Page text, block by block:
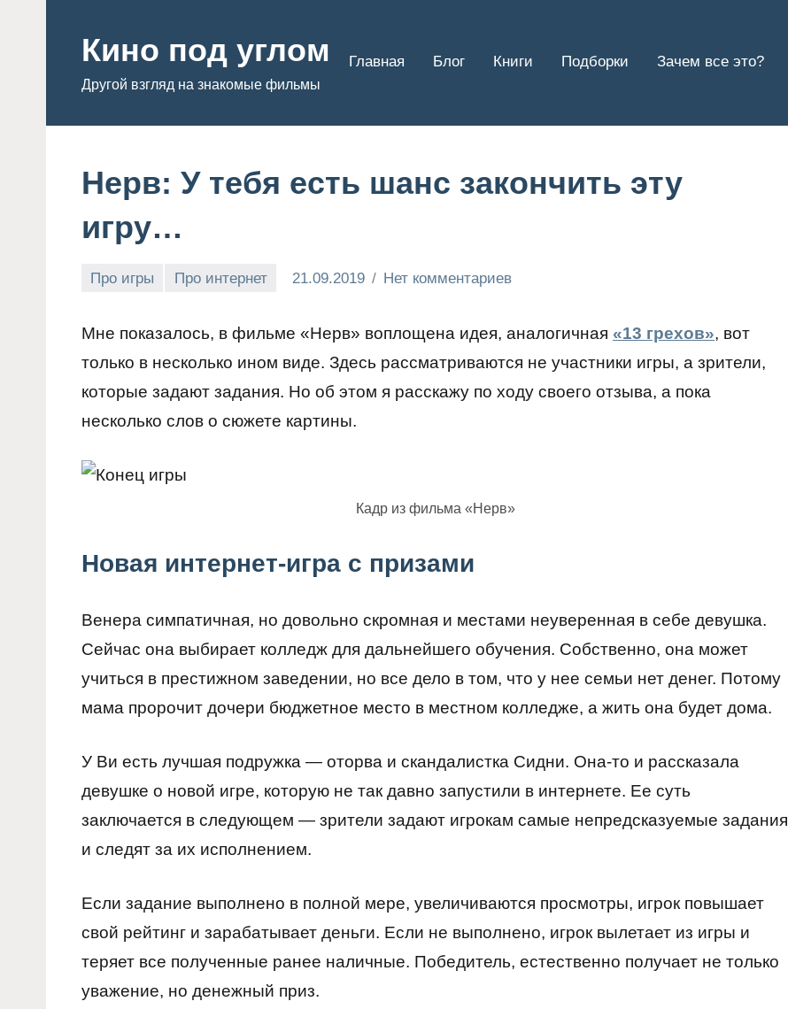
содержимому
Кино под углом
Другой взгляд на знакомые фильмы
Главная Блог Книги Подборки Зачем все это?
Нерв: У тебя есть шанс закончить эту
игру…
Про игры Про интернет 21.09.2019
Admin
Нет комментариев
Мне показалось, в фильме «Нерв» воплощена идея, аналогичная «13 грехов», вот
только в несколько ином виде. Здесь рассматриваются не участники игры, а зрители,
которые задают задания. Но об этом я расскажу по ходу своего отзыва, а пока
несколько слов о сюжете картины.
Кадр из фильма «Нерв»
Новая интернет-игра с призами
Венера симпатичная, но довольно скромная и местами неуверенная в себе девушка.
Сейчас она выбирает колледж для дальнейшего обучения. Собственно, она может
учиться в престижном заведении, но все дело в том, что у нее семьи нет денег. Потому
мама пророчит дочери бюджетное место в местном колледже, а жить она будет дома.
У Ви есть лучшая подружка — оторва и скандалистка Сидни. Она-то и рассказала
девушке о новой игре, которую не так давно запустили в интернете. Ее суть
заключается в следующем — зрители задают игрокам самые непредсказуемые задания
и следят за их исполнением.
Если задание выполнено в полной мере, увеличиваются просмотры, игрок повышает
свой рейтинг и зарабатывает деньги. Если не выполнено, игрок вылетает из игры и
теряет все полученные ранее наличные. Победитель, естественно получает не только
уважение, но денежный приз.